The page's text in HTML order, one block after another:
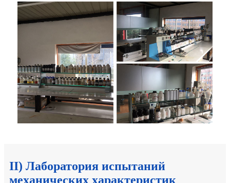
II) Лаборатория испытаний
механических характеристик